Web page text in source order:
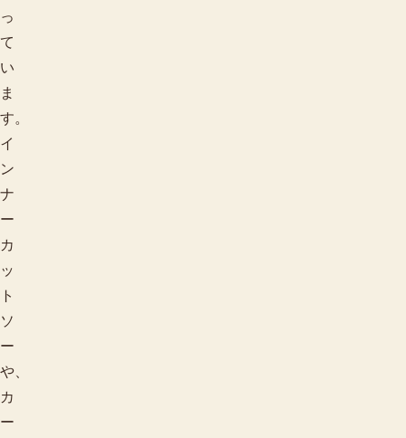
っ
て
い
ま
す。
イ
ン
ナ
ー
カ
ッ
ト
ソ
ー
や、
カ
ー